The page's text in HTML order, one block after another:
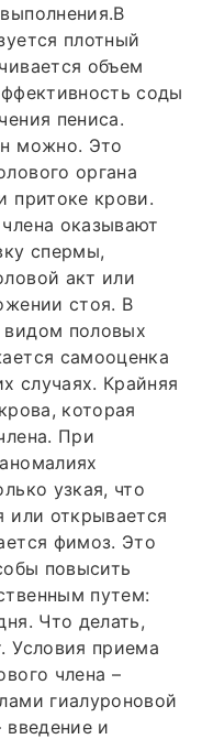
плотный
объем
соды
пениса.
можно. Это
органа
притоке крови.
оказывают
спермы,
акт или
стоя. В
половых
самооценка
случаях. Крайняя
которая
При
узкая, что
или открывается
фимоз. Это
повысить
путем:
Что делать,
Условия приема
члена –
гиалуроновой
введение и